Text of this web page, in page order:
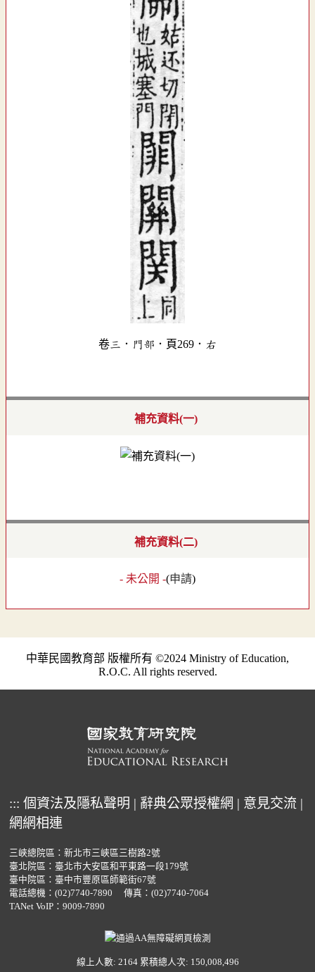
卷三．門部．頁269．右
補充資料(一)
補充資料(二)
- 未公開 -(申請)
中華民國教育部 版權所有 ©2024 Ministry of Education,
R.O.C. All rights reserved.
::: 個資法及隱私聲明 | 辭典公眾授權網 | 意見交流 |
網網相連
三峽總院區：新北市三峽區三樹路2號
臺北院區：臺北市大安區和平東路一段179號
臺中院區：臺中市豐原區師範街67號
電話總機： (02)7740-7890
傳真：(02)7740-7064
TANet VoIP：9009-7890
線上人數: 2164 累積總人次: 150,008,496